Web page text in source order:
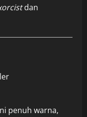
dan
penuh warna,